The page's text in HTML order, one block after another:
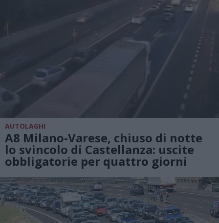
AUTOLAGHI
A8 Milano-Varese, chiuso di notte
lo svincolo di Castellanza: uscite
obbligatorie per quattro giorni